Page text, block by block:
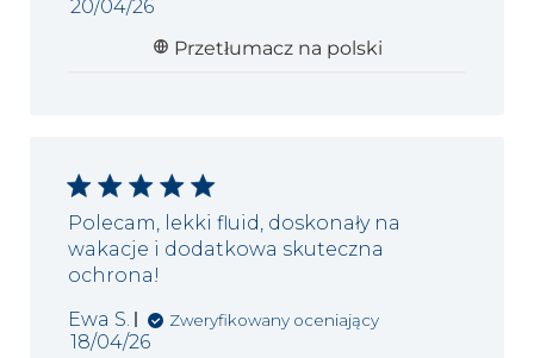
Data
20/04/26
Przetłumacz na polski
Polecam, lekki fluid, doskonały na
wakacje i dodatkowa skuteczna
ochrona!
Ewa S.
Zweryfikowany oceniający
Data
18/04/26